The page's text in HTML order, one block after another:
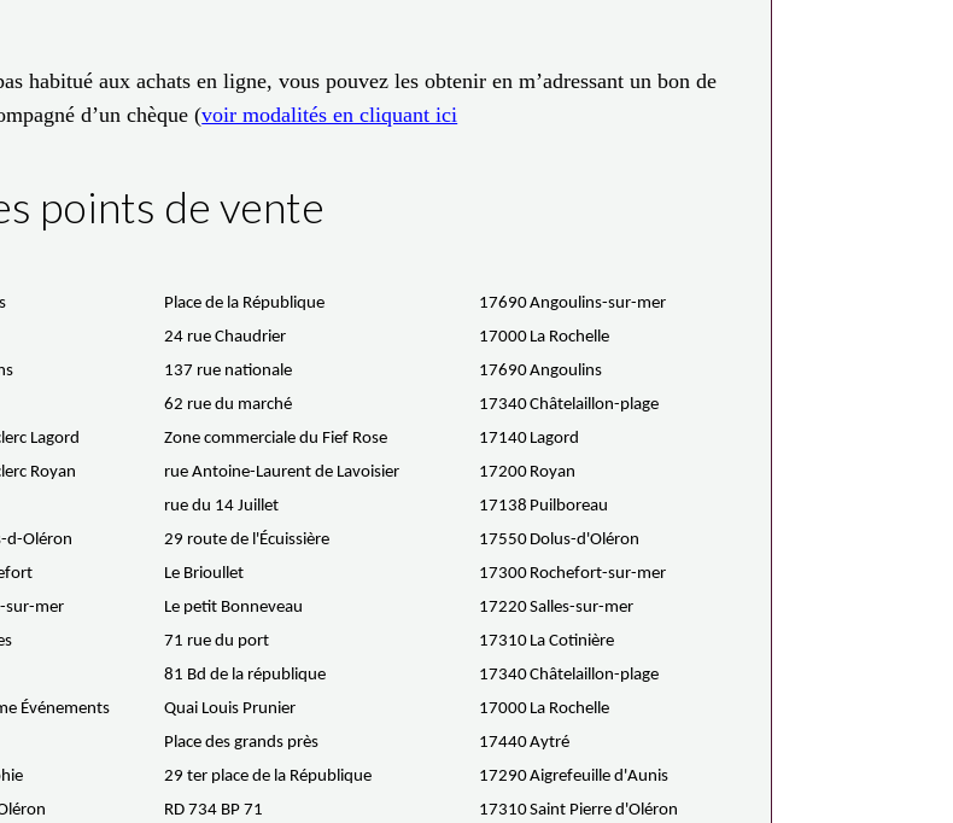
habitué aux achats en ligne, vous pouvez les obtenir en m’adressant un bon de
d’un chèque (voir modalités en cliquant ici
points de vente
Place de la République 17690Angoulins-sur-mer
24 rue Chaudrier 17000 La Rochelle
137 rue nationale 17690Angoulins
62 rue du marché 17340Châtelaillon-plage
Lagord
Zone commerciale du Fief Rose 17140 Lagord
Royan
rue Antoine-Laurent de Lavoisier 17200 Royan
rue du 14 Juillet 17138 Puilboreau
d-Oléron
29 route de l'Écuissière 17550 Dolus-d'Oléron
Le Brioullet 17300 Rochefort-sur-mer
sur-mer
Le petit Bonneveau 17220Salles-sur-mer
71 rue du port 17310 La Cotinière
81 Bd de la république 17340Châtelaillon-plage
Événements
Quai Louis Prunier 17000 La Rochelle
Place des grands près 17440Aytré
29 ter place de la République 17290Aigrefeuille d'Aunis
RD 734 BP 71 17310Saint Pierre d'Oléron